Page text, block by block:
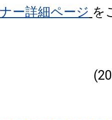
ー詳細ページ を